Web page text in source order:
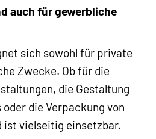
auch für gewerbliche
sich sowohl für private
Zwecke. Ob für die
die Gestaltung
die Verpackung von
ist vielseitig einsetzbar.